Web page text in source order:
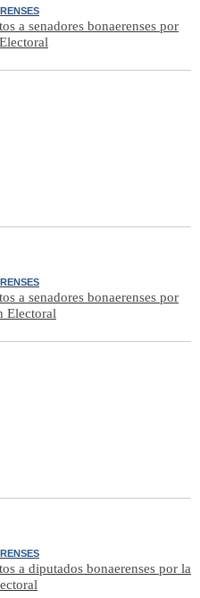
a senadores bonaerenses por
a senadores bonaerenses por
Electoral
a diputados bonaerenses por la